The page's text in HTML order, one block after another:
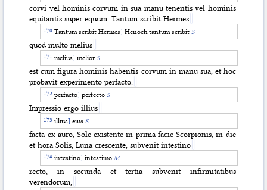
corvi vel hominis corvum in sua manu tenentis vel hominis
equitantis super equum. Tantum scribit Hermes
Tantum scribit Hermes] Henoch tantum scribit S
quod multo melius
melius] meliorS
est cum figura hominis habentis corvum in manu sua, et hoc
probavit experimento perfacto.
perfacto] perfecto S
Impressio ergo illius
illius] eius S
facta ex auro, Sole existente in prima facie Scorpionis, in die
et hora Solis, Luna crescente, subvenit intestino
intestino] intestimo M
recto, in secunda et tertia subvenit infirmitatibus
verendorum,